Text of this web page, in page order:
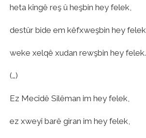
heta kîngê reş û heşbin hey felek,
destûr bide em kêfxweşbin hey felek,
weke xelqê xudan rewşbin hey felek.
(…)
Ez Mecîdê Silêman im hey felek,
ez xweyî barê giran im hey felek,